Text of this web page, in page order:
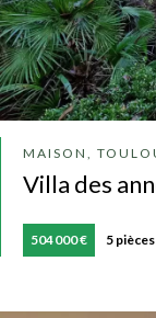
MAISON,
Villa des
504 000 € 5 pièces